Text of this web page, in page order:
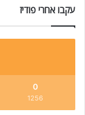
עקבו אחרי פודיז
0
1256